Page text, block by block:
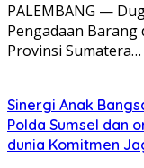
PALEMBANG —
Pengadaan Barang
Provinsi Sumatera…
Sinergi Anak
Polda Sumsel dan
dunia Komitmen